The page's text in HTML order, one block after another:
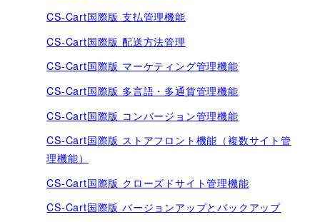
CS-Cart国際版 支払管理機能
CS-Cart国際版 配送方法管理
CS-Cart国際版 マーケティング管理機能
CS-Cart国際版 多言語・多通貨管理機能
CS-Cart国際版 コンバージョン管理機能
CS-Cart国際版 ストアフロント機能（複数サイト管
理機能）
CS-Cart国際版 クローズドサイト管理機能
CS-Cart国際版 バージョンアップとバックアップ